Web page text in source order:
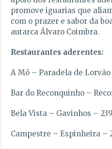
promove iguarias que
com o prazer e sabor da
autarca Álvaro Coimbra.
Restaurantes aderentes:
A Mó – Paradela de Lorvão
Bar do Reconquinho –
Bela Vista – Gavinhos –
Campestre – Espinheira –